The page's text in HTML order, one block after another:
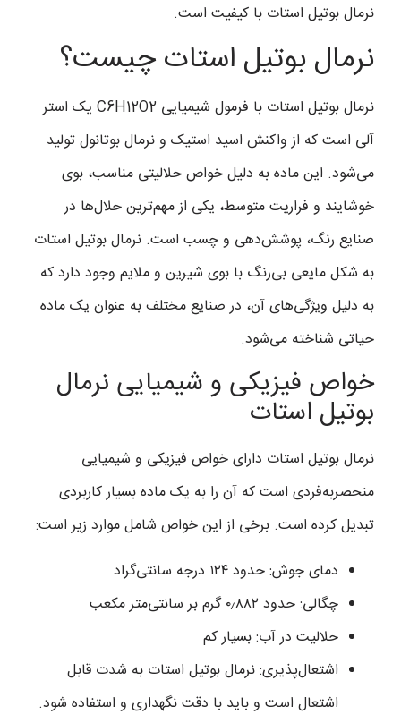
نرمال بوتیل استات با کیفیت است.
نرمال بوتیل استات چیست؟
نرمال بوتیل استات با فرمول شیمیایی C6H12O2 یک استر
آلی است که از واکنش اسید استیک و نرمال بوتانول تولید
می‌شود. این ماده به دلیل خواص حلالیتی مناسب، بوی
خوشایند و فراریت متوسط، یکی از مهم‌ترین حلال‌ها در
صنایع رنگ، پوشش‌دهی و چسب است. نرمال بوتیل استات
به شکل مایعی بی‌رنگ با بوی شیرین و ملایم وجود دارد که
به دلیل ویژگی‌های آن، در صنایع مختلف به عنوان یک ماده
حیاتی شناخته می‌شود.
خواص فیزیکی و شیمیایی نرمال
بوتیل استات
نرمال بوتیل استات دارای خواص فیزیکی و شیمیایی
منحصربه‌فردی است که آن را به یک ماده بسیار کاربردی
تبدیل کرده است. برخی از این خواص شامل موارد زیر است:
دمای جوش: حدود ۱۲۴ درجه سانتی‌گراد
چگالی: حدود ۰٫۸۸۲ گرم بر سانتی‌متر مکعب
حلالیت در آب: بسیار کم
اشتعال‌پذیری: نرمال بوتیل استات به شدت قابل
اشتعال است و باید با دقت نگهداری و استفاده شود.